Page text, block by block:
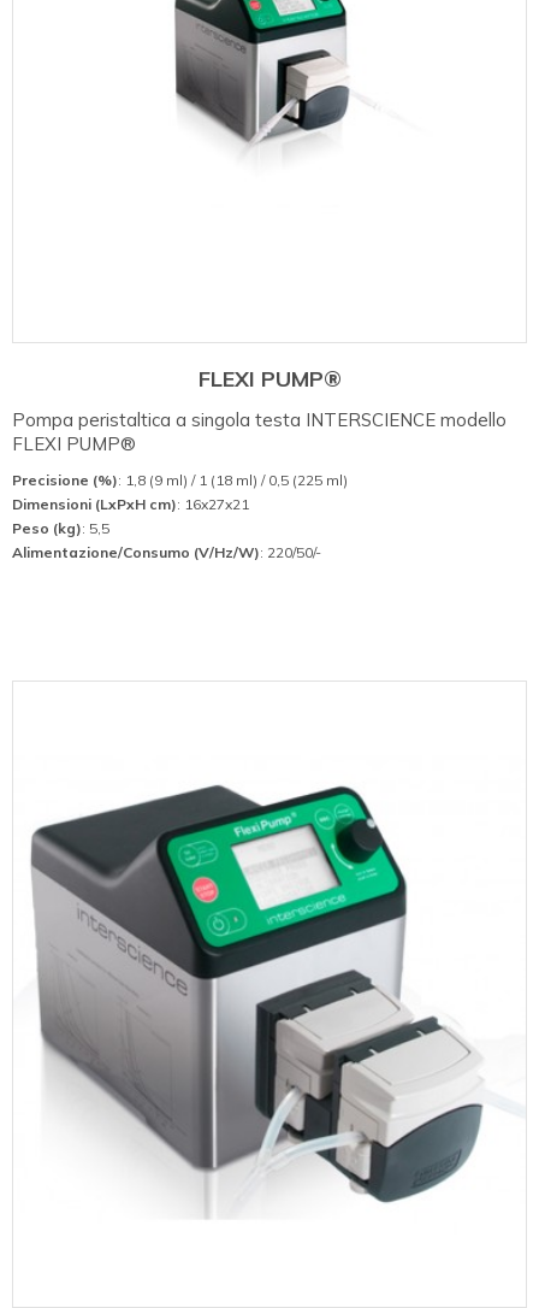
FLEXI PUMP®
Pompa peristaltica a singola testa INTERSCIENCE modello
FLEXI PUMP®
Precisione (%): 1,8 (9 ml) / 1 (18 ml) / 0,5 (225 ml)
Dimensioni (LxPxH cm): 16x27x21
Peso (kg): 5,5
Alimentazione/Consumo (V/Hz/W): 220/50/-